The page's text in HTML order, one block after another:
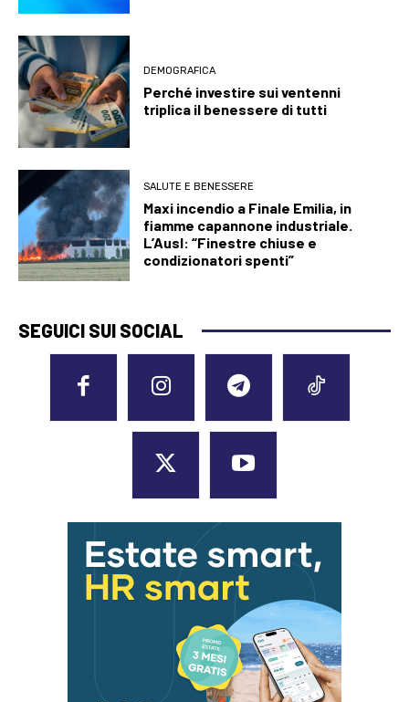
DEMOGRAFICA
Perché investire sui ventenni
triplica il benessere di tutti
SALUTE E BENESSERE
Maxi incendio a Finale Emilia, in
fiamme capannone industriale.
L’Ausl: “Finestre chiuse e
condizionatori spenti”
SEGUICI SUI SOCIAL